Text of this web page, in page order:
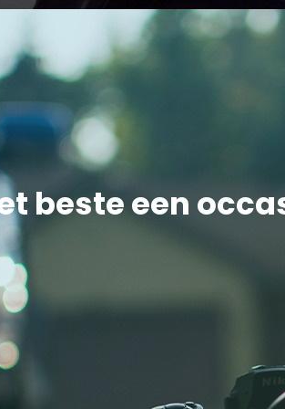
beste een